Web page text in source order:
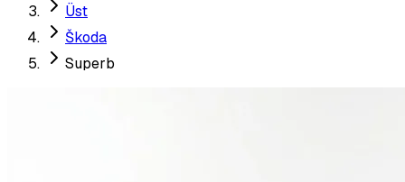
Üst
Škoda
Superb